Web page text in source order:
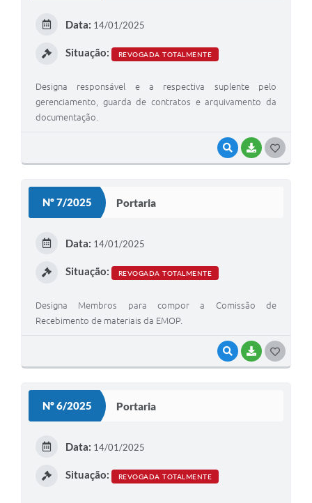
VISUALIZAR
BAIXAR
Data: 14/01/2025
Situação: REVOGADA TOTALMENTE
Designa responsável e a respectiva suplente pelo
gerenciamento, guarda de contratos e arquivamento da
documentação.
Nº 7/2025 Portaria
VISUALIZAR
BAIXAR
Data: 14/01/2025
Situação: REVOGADA TOTALMENTE
Designa Membros para compor a Comissão de
Recebimento de materiais da EMOP.
Nº 6/2025 Portaria
Data: 14/01/2025
Situação: REVOGADA TOTALMENTE